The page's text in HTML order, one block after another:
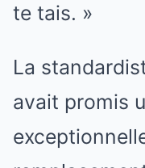
te tais. »
La
avait promis